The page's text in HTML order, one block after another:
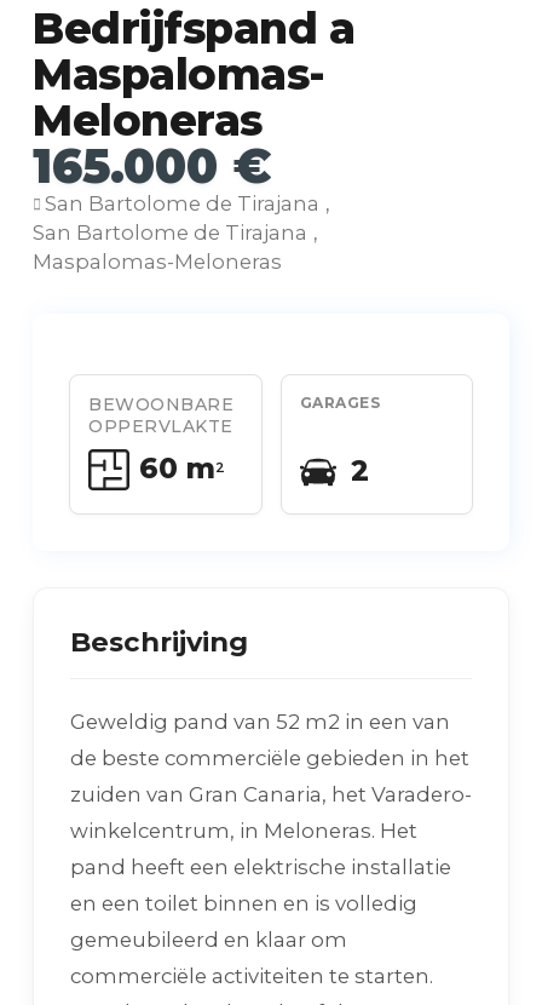
Bedrijfspand a
Maspalomas-
Meloneras
165.000 €
San Bartolome de Tirajana ,
San Bartolome de Tirajana ,
Maspalomas-Meloneras
BEWOONBARE
OPPERVLAKTE
60 m2
GARAGES
2
Beschrijving
Geweldig pand van 52 m2 in een van
de beste commerciële gebieden in het
zuiden van Gran Canaria, het Varadero-
winkelcentrum, in Meloneras. Het
pand heeft een elektrische installatie
en een toilet binnen en is volledig
gemeubileerd en klaar om
commerciële activiteiten te starten.